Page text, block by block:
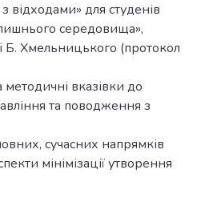
відходами» для студенів
середовища»,
Хмельницького (протокол
методичні вказівки до
та поводження з
сучасних напрямків
мінімізації утворення